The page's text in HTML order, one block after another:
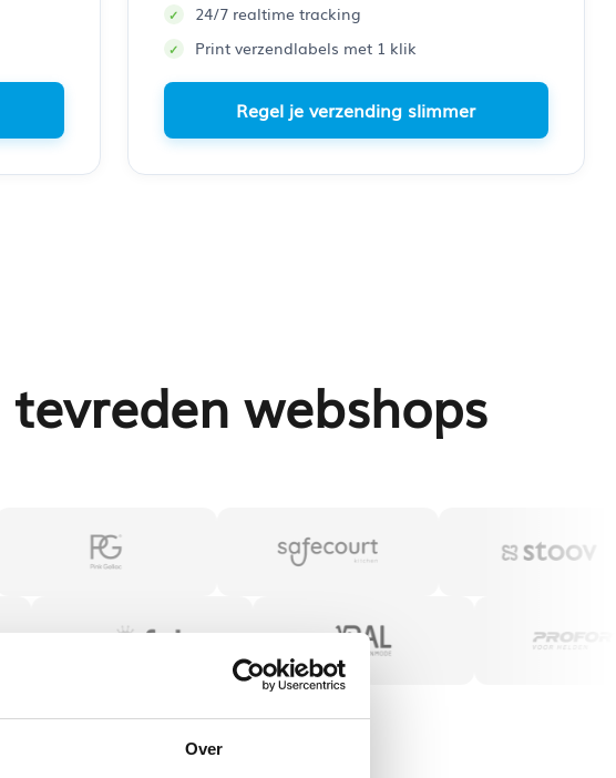
Over
24/7 realtime tracking
Print verzendlabels met 1 klik
Regel je verzending slimmer
tevreden webshops